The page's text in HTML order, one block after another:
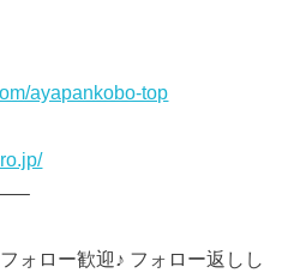
ayapankobo-top
ォロー歓迎♪ フォロー返しし